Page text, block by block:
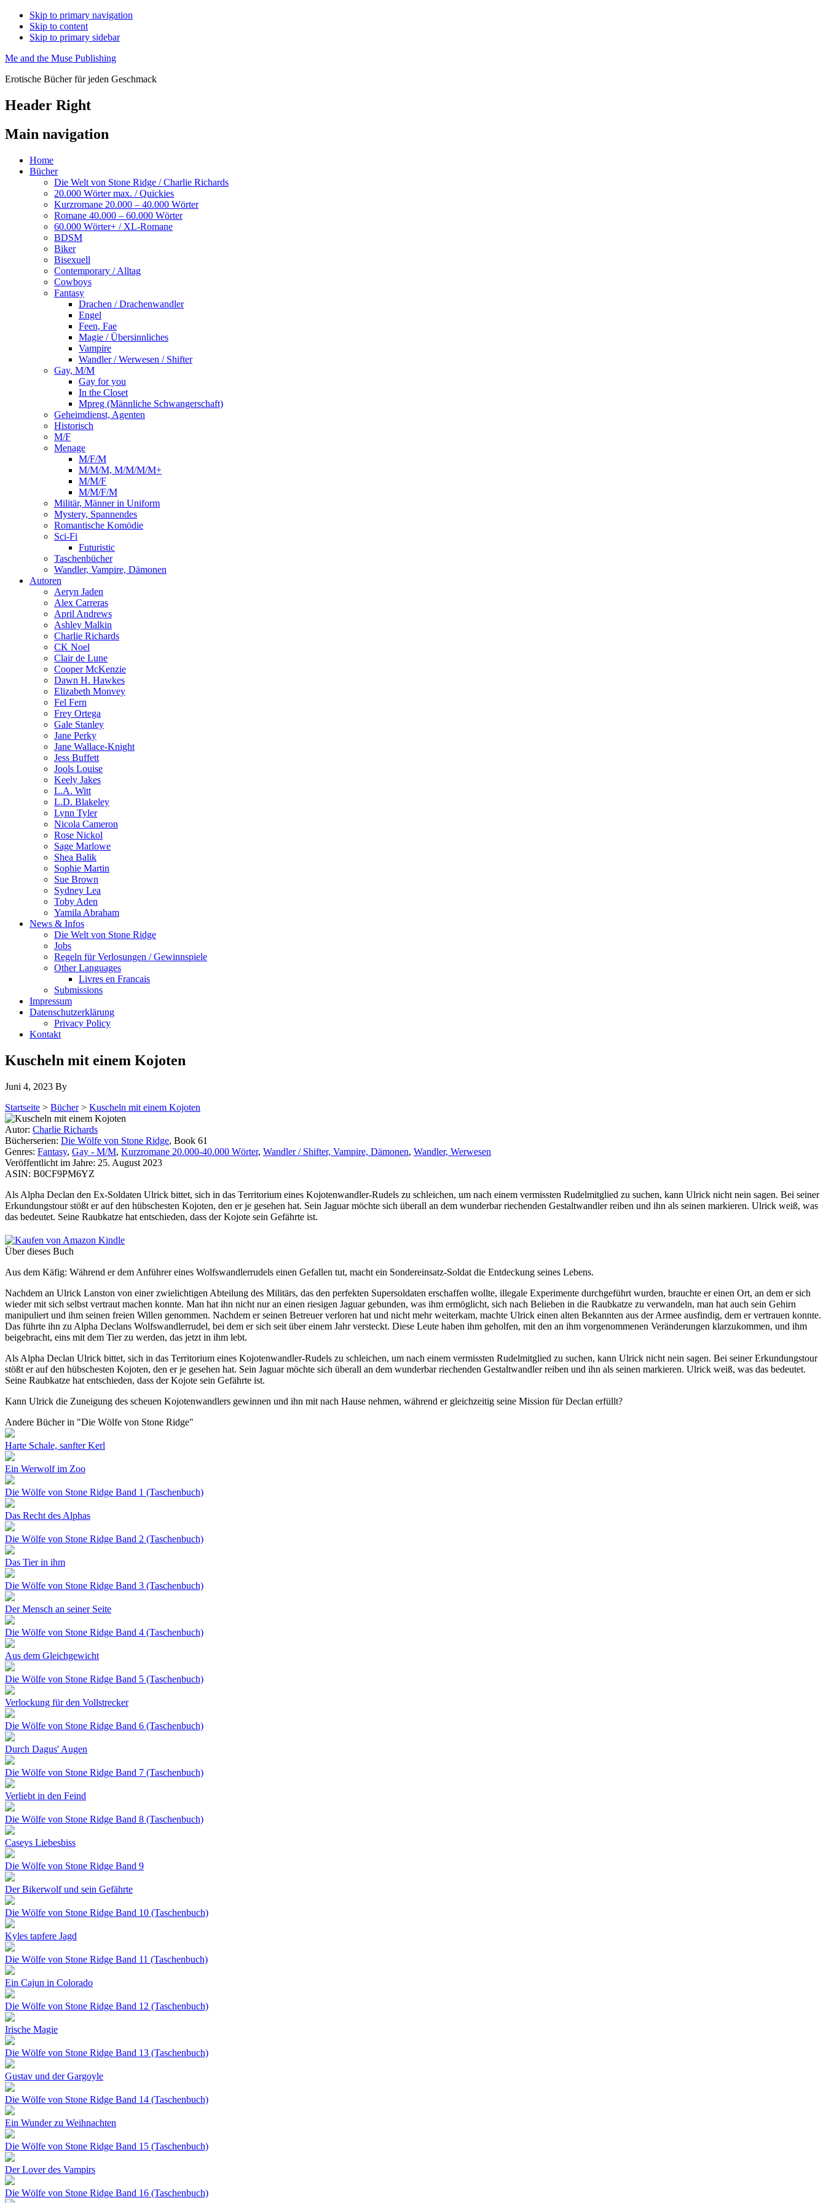
Skip to primary navigation
Skip to content
Skip to primary sidebar
Me and the Muse Publishing
Erotische Bücher für jeden Geschmack
Header Right
Main navigation
Home
Bücher
Die Welt von Stone Ridge / Charlie Richards
20.000 Wörter max. / Quickies
Kurzromane 20.000 – 40.000 Wörter
Romane 40.000 – 60.000 Wörter
60.000 Wörter+ / XL-Romane
BDSM
Biker
Bisexuell
Contemporary / Alltag
Cowboys
Fantasy
Drachen / Drachenwandler
Engel
Feen, Fae
Magie / Übersinnliches
Vampire
Wandler / Werwesen / Shifter
Gay, M/M
Gay for you
In the Closet
Mpreg (Männliche Schwangerschaft)
Geheimdienst, Agenten
Historisch
M/F
Menage
M/F/M
M/M/M, M/M/M/M+
M/M/F
M/M/F/M
Militär, Männer in Uniform
Mystery, Spannendes
Romantische Komödie
Sci-Fi
Futuristic
Taschenbücher
Wandler, Vampire, Dämonen
Autoren
Aeryn Jaden
Alex Carreras
April Andrews
Ashley Malkin
Charlie Richards
CK Noel
Clair de Lune
Cooper McKenzie
Dawn H. Hawkes
Elizabeth Monvey
Fel Fern
Frey Ortega
Gale Stanley
Jane Perky
Jane Wallace-Knight
Jess Buffett
Jools Louise
Keely Jakes
L.A. Witt
L.D. Blakeley
Lynn Tyler
Nicola Cameron
Rose Nickol
Sage Marlowe
Shea Balik
Sophie Martin
Sue Brown
Sydney Lea
Toby Aden
Yamila Abraham
News & Infos
Die Welt von Stone Ridge
Jobs
Regeln für Verlosungen / Gewinnspiele
Other Languages
Livres en Francais
Submissions
Impressum
Datenschutzerklärung
Privacy Policy
Kontakt
Kuscheln mit einem Kojoten
Juni 4, 2023 By
Startseite > Bücher> Kuscheln mit einem Kojoten
Autor: Charlie Richards
Bücherserien: Die Wölfe von Stone Ridge, Book 61
Genres: Fantasy, Gay - M/M, Kurzromane 20.000-40.000 Wörter, Wandler / Shifter, Vampire, Dämonen, Wandler, Werwesen
Veröffentlicht im Jahre: 25. August 2023
ASIN: B0CF9PM6YZ
Als Alpha Declan den Ex-Soldaten Ulrick bittet, sich in das Territorium eines Kojotenwandler-Rudels zu schleichen, um nach einem vermissten Rudelmitglied zu suchen, kann Ulrick nicht nein sagen. Bei seiner
Erkundungstour stößt er auf den hübschesten Kojoten, den er je gesehen hat. Sein Jaguar möchte sich überall an dem wunderbar riechenden Gestaltwandler reiben und ihn als seinen markieren. Ulrick weiß, was
das bedeutet. Seine Raubkatze hat entschieden, dass der Kojote sein Gefährte ist.
Über dieses Buch
Aus dem Käfig: Während er dem Anführer eines Wolfswandlerrudels einen Gefallen tut, macht ein Sondereinsatz-Soldat die Entdeckung seines Lebens.
Nachdem an Ulrick Lanston von einer zwielichtigen Abteilung des Militärs, das den perfekten Supersoldaten erschaffen wollte, illegale Experimente durchgeführt wurden, brauchte er einen Ort, an dem er sich
wieder mit sich selbst vertraut machen konnte. Man hat ihn nicht nur an einen riesigen Jaguar gebunden, was ihm ermöglicht, sich nach Belieben in die Raubkatze zu verwandeln, man hat auch sein Gehirn
manipuliert und ihm seinen freien Willen genommen. Nachdem er seinen Betreuer verloren hat und nicht mehr weiterkam, machte Ulrick einen alten Bekannten aus der Armee ausfindig, dem er vertrauen konnte.
Das führte ihn zu Alpha Declans Wolfswandlerrudel, bei dem er sich seit über einem Jahr versteckt. Diese Leute haben ihm geholfen, mit den an ihm vorgenommenen Veränderungen klarzukommen, und ihm
beigebracht, eins mit dem Tier zu werden, das jetzt in ihm lebt.
Als Alpha Declan Ulrick bittet, sich in das Territorium eines Kojotenwandler-Rudels zu schleichen, um nach einem vermissten Rudelmitglied zu suchen, kann Ulrick nicht nein sagen. Bei seiner Erkundungstour
stößt er auf den hübschesten Kojoten, den er je gesehen hat. Sein Jaguar möchte sich überall an dem wunderbar riechenden Gestaltwandler reiben und ihn als seinen markieren. Ulrick weiß, was das bedeutet.
Seine Raubkatze hat entschieden, dass der Kojote sein Gefährte ist.
Kann Ulrick die Zuneigung des scheuen Kojotenwandlers gewinnen und ihn mit nach Hause nehmen, während er gleichzeitig seine Mission für Declan erfüllt?
Andere Bücher in "Die Wölfe von Stone Ridge"
Harte Schale, sanfter Kerl
Ein Werwolf im Zoo
Die Wölfe von Stone Ridge Band 1 (Taschenbuch)
Das Recht des Alphas
Die Wölfe von Stone Ridge Band 2 (Taschenbuch)
Das Tier in ihm
Die Wölfe von Stone Ridge Band 3 (Taschenbuch)
Der Mensch an seiner Seite
Die Wölfe von Stone Ridge Band 4 (Taschenbuch)
Aus dem Gleichgewicht
Die Wölfe von Stone Ridge Band 5 (Taschenbuch)
Verlockung für den Vollstrecker
Die Wölfe von Stone Ridge Band 6 (Taschenbuch)
Durch Dagus' Augen
Die Wölfe von Stone Ridge Band 7 (Taschenbuch)
Verliebt in den Feind
Die Wölfe von Stone Ridge Band 8 (Taschenbuch)
Caseys Liebesbiss
Die Wölfe von Stone Ridge Band 9
Der Bikerwolf und sein Gefährte
Die Wölfe von Stone Ridge Band 10 (Taschenbuch)
Kyles tapfere Jagd
Die Wölfe von Stone Ridge Band 11 (Taschenbuch)
Ein Cajun in Colorado
Die Wölfe von Stone Ridge Band 12 (Taschenbuch)
Irische Magie
Die Wölfe von Stone Ridge Band 13 (Taschenbuch)
Gustav und der Gargoyle
Die Wölfe von Stone Ridge Band 14 (Taschenbuch)
Ein Wunder zu Weihnachten
Die Wölfe von Stone Ridge Band 15 (Taschenbuch)
Der Lover des Vampirs
Die Wölfe von Stone Ridge Band 16 (Taschenbuch)